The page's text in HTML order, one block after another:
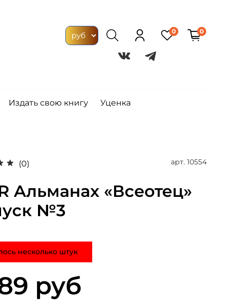
0 0
Издать свою книгу Уценка
(0) арт. 10554
Альманах «Всеотец»
№3
несколько штук
руб